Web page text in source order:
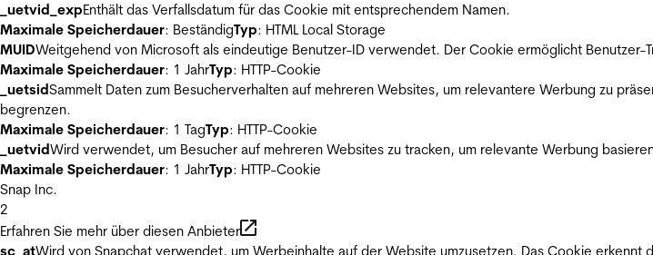
_uetvid_expEnthält das Verfallsdatum für das Cookie mit entsprechendem Namen.
Maximale Speicherdauer: BeständigTyp: HTML Local Storage
MUIDWeitgehend von Microsoft als eindeutige Benutzer-ID verwendet. Der Cookie ermöglicht Benutzer-
Maximale Speicherdauer: 1 JahrTyp: HTTP-Cookie
_uetsidSammelt Daten zum Besucherverhalten auf mehreren Websites, um relevantere Werbung zu
begrenzen.
Maximale Speicherdauer: 1 TagTyp: HTTP-Cookie
_uetvidWird verwendet, um Besucher auf mehreren Websites zu tracken, um relevante Werbung
Maximale Speicherdauer: 1 JahrTyp: HTTP-Cookie
Snap Inc.
2
Erfahren Sie mehr über diesen Anbieter
sc_atWird von Snapchat verwendet, um Werbeinhalte auf der Website umzusetzen. Das Cookie erkennt